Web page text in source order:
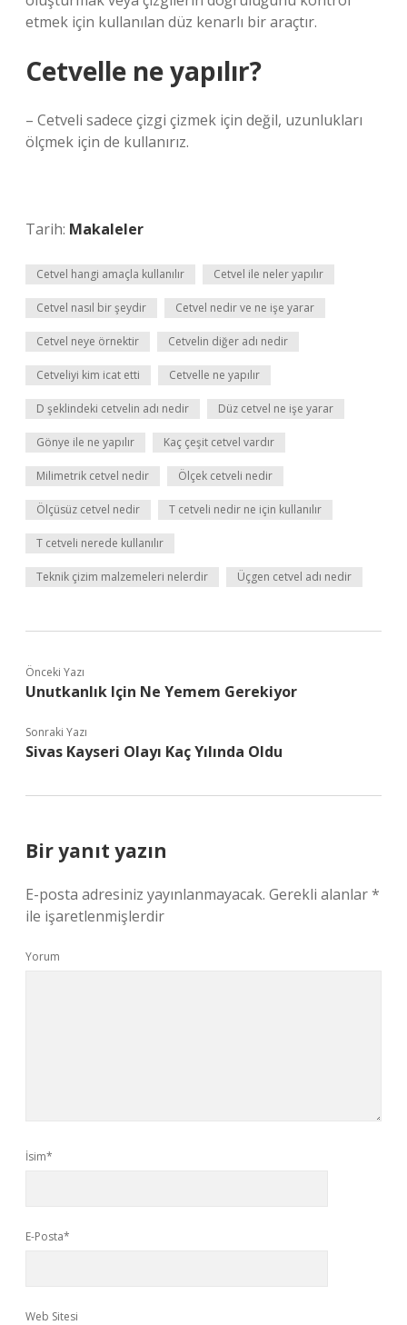
etmek için kullanılan düz kenarlı bir araçtır.
Cetvelle ne yapılır?
– Cetveli sadece çizgi çizmek için değil, uzunlukları
ölçmek için de kullanırız.
Tarih: Makaleler
Cetvel hangi amaçla kullanılır Cetvel ile neler yapılır
Cetvel nasıl bir şeydir Cetvel nedir ve ne işe yarar
Cetvel neye örnektir Cetvelin diğer adı nedir
Cetveliyi kim icat etti Cetvelle ne yapılır
D şeklindeki cetvelin adı nedir Düz cetvel ne işe yarar
Gönye ile ne yapılır Kaç çeşit cetvel vardır
Milimetrik cetvel nedir Ölçek cetveli nedir
Ölçüsüz cetvel nedir T cetveli nedir ne için kullanılır
T cetveli nerede kullanılır
Teknik çizim malzemeleri nelerdir Üçgen cetvel adı nedir
Önceki Yazı
Unutkanlık Için Ne Yemem Gerekiyor
Sonraki Yazı
Sivas Kayseri Olayı Kaç Yılında Oldu
Bir yanıt yazın
E-posta adresiniz yayınlanmayacak. Gerekli alanlar*
ile işaretlenmişlerdir
Yorum
İsim*
E-Posta*
Web Sitesi